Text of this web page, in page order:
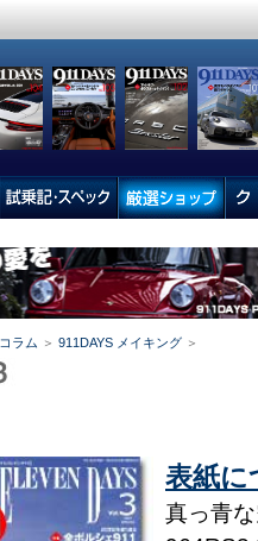
コラム ＞ 911DAYS メイキング ＞
表紙に
真っ青